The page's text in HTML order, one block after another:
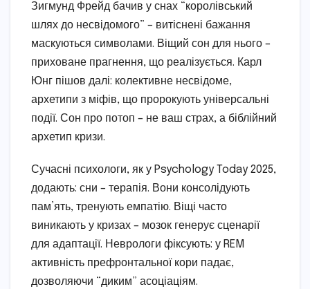
Зигмунд Фрейд бачив у снах “королівський
шлях до несвідомого” – витіснені бажання
маскуються символами. Віщий сон для нього –
приховане прагнення, що реалізується. Карл
Юнг пішов далі: колективне несвідоме,
архетипи з міфів, що пророкують універсальні
події. Сон про потоп – не ваш страх, а біблійний
архетип кризи.
Сучасні психологи, як у Psychology Today 2025,
додають: сни – терапія. Вони консолідують
пам’ять, тренують емпатію. Віщі часто
виникають у кризах – мозок генерує сценарії
для адаптації. Неврологи фіксують: у REM
активність префронтальної кори падає,
дозволяючи “диким” асоціаціям.